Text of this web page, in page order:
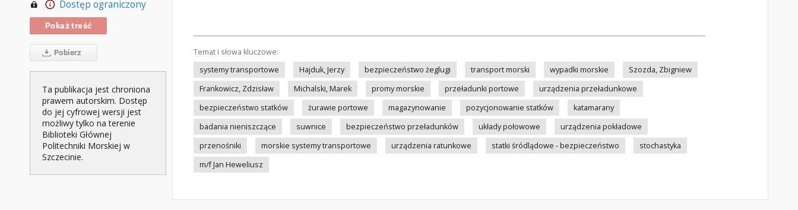
Dostęp ograniczony
Pokaż treść
Pobierz
Ta publikacja jest chroniona
prawem autorskim. Dostęp
do jej cyfrowej wersji jest
możliwy tylko na terenie
Biblioteki Głównej
Politechniki Morskiej w
Szczecinie.
Temat i słowa kluczowe:
systemy transportowe
Hajduk, Jerzy bezpieczeństwo żeglugi transport morski wypadki morskie
Szozda, Zbigniew
Frankowicz, Zdzisław
Michalski, Marek promy morskie przeładunki portowe
urządzenia przeładunkowe
bezpieczeństwo statków
żurawie portowe magazynowanie pozycjonowanie statków
katamarany
badania nieniszczące
suwnice bezpieczeństwo przeładunków układy połowowe
urządzenia pokładowe
przenośniki
morskie systemy transportowe urządzenia ratunkowe statki śródlądowe - bezpieczeństwo
stochastyka
m/f Jan Heweliusz